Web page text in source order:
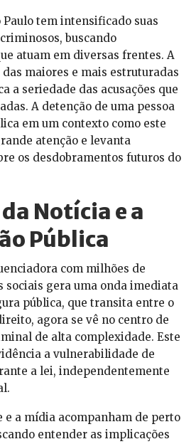
Paulo tem intensificado suas
buscando
atuam em diversas frentes. A
das maiores e mais estruturadas
a seriedade das acusações que
A detenção de uma pessoa
em um contexto como este
atenção e levanta
os desdobramentos futuros do
Notícia e a
Pública
com milhões de
sociais gera uma onda imediata
pública, que transita entre o
agora se vê no centro de
de alta complexidade. Este
a vulnerabilidade de
a lei, independentemente
e a mídia acompanham de perto
entender as implicações